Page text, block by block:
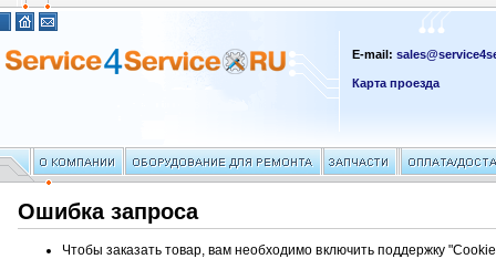
E-mail:
Карта проезда
Ошибка запроса
Чтобы заказать товар, вам необходимо включить поддержку